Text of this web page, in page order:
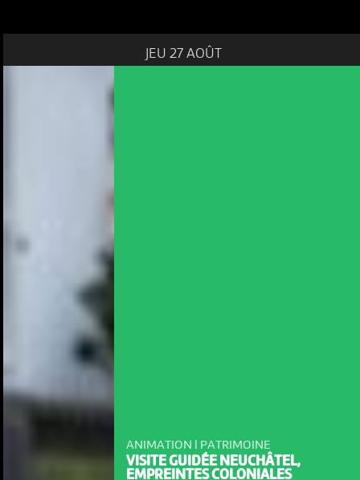
JEU 27 AOÛT
ANIMATION | PATRIMOINE
VISITE GUIDÉE NEUCHÂTEL,
EMPREINTES COLONIALES